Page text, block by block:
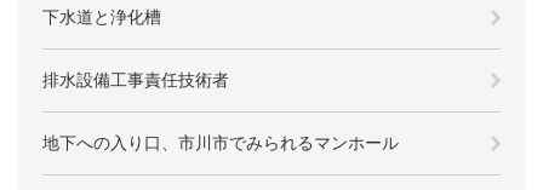
下水道と浄化槽
排水設備工事責任技術者
地下への入り口、市川市でみられるマンホール